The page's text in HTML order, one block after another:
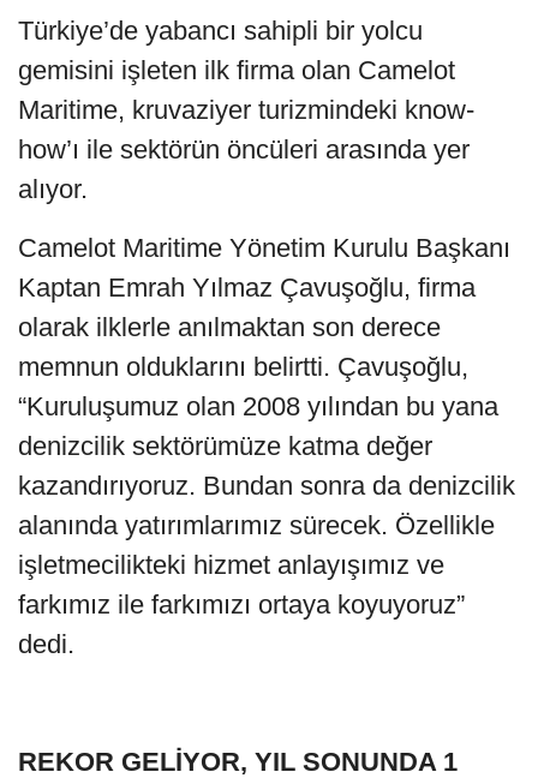
Türkiye’de yabancı sahipli bir yolcu
gemisini işleten ilk firma olan Camelot
Maritime, kruvaziyer turizmindeki know-
how’ı ile sektörün öncüleri arasında yer
alıyor.
Camelot Maritime Yönetim Kurulu Başkanı
Kaptan Emrah Yılmaz Çavuşoğlu, firma
olarak ilklerle anılmaktan son derece
memnun olduklarını belirtti. Çavuşoğlu,
“Kuruluşumuz olan 2008 yılından bu yana
denizcilik sektörümüze katma değer
kazandırıyoruz. Bundan sonra da denizcilik
alanında yatırımlarımız sürecek. Özellikle
işletmecilikteki hizmet anlayışımız ve
farkımız ile farkımızı ortaya koyuyoruz”
dedi.
REKOR GELİYOR, YIL SONUNDA 1